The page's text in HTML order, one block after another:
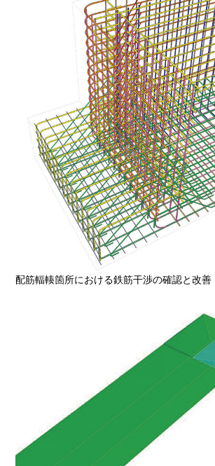
配筋輻輳箇所における鉄筋干渉の確認と改善